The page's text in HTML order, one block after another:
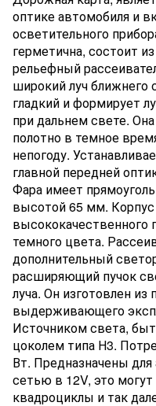
оптике автомобиля и
осветительного
герметична, состоит
рельефный
широкий луч ближнего
гладкий и формирует
при дальнем свете.
полотно в темное
непогоду.
главной передней
Фара имеет
высотой 65 мм. Корпус
высококачественного
темного цвета.
дополнительный
расширяющий пучок
луча. Он изготовлен из
выдерживающего
Источником света,
цоколем типа Н3.
Вт. Предназначены
сетью в 12V, это
квадроциклы и так